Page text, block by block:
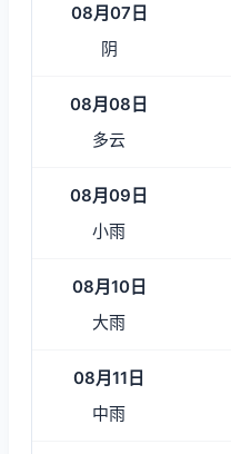
08月07日
阴
08月08日
多云
08月09日
小雨
08月10日
大雨
08月11日
中雨